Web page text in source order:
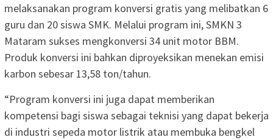
melaksanakan program konversi gratis yang melibatkan 6
guru dan 20 siswa SMK. Melalui program ini, SMKN 3
Mataram sukses mengkonversi 34 unit motor BBM.
Produk konversi ini bahkan diproyeksikan menekan emisi
karbon sebesar 13,58 ton/tahun.
“Program konversi ini juga dapat memberikan
kompetensi bagi siswa sebagai teknisi yang dapat bekerja
di industri sepeda motor listrik atau membuka bengkel